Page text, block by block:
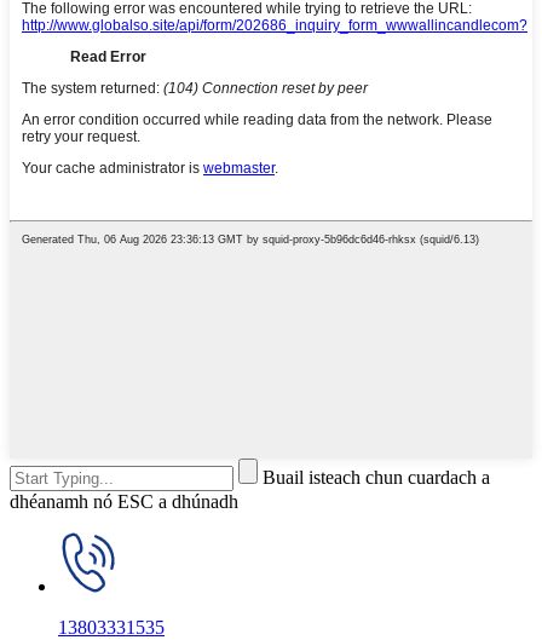
Buail isteach chun cuardach a
dhéanamh nó ESC a dhúnadh
13803331535